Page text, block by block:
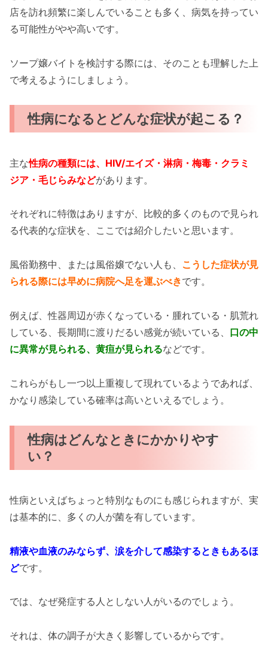
店を訪れ頻繁に楽しんでいることも多く、病気を持ってい
る可能性がやや高いです。
ソープ嬢バイトを検討する際には、そのことも理解した上
で考えるようにしましょう。
性病になるとどんな症状が起こる？
主な性病の種類には、HIV/エイズ・淋病・梅毒・クラミ
ジア・毛じらみなどがあります。
それぞれに特徴はありますが、比較的多くのもので見られ
る代表的な症状を、ここでは紹介したいと思います。
風俗勤務中、または風俗嬢でない人も、 こうした症状が見
られる際には早めに病院へ足を運ぶべきです。
例えば、性器周辺が赤くなっている・腫れている・肌荒れ
している、長期間に渡りだるい感覚が続いている、 口の中
に異常が見られる、黄疸が見られるなどです。
これらがもし一つ以上重複して現れているようであれば、
かなり感染している確率は高いといえるでしょう。
性病はどんなときにかかりやす
い？
性病といえばちょっと特別なものにも感じられますが、実
は基本的に、多くの人が菌を有しています。
精液や血液のみならず、涙を介して感染するときもあるほ
どです。
では、なぜ発症する人としない人がいるのでしょう。
それは、体の調子が大きく影響しているからです。